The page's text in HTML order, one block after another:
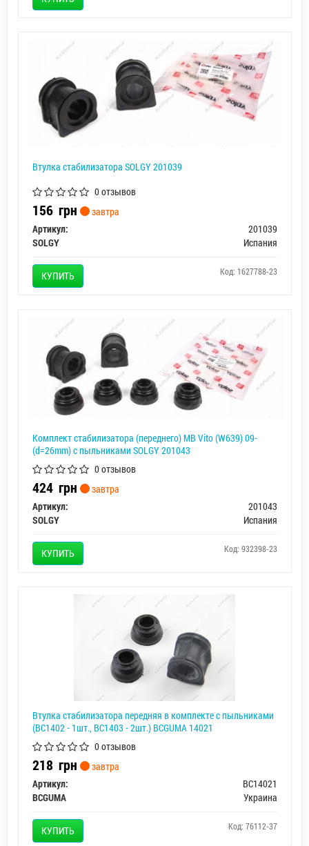
Втулка стабилизатора SOLGY 201039
0 отзывов
156 грн
завтра
Артикул:
201039
SOLGY
Испания
КУПИТЬ Код: 1627788-23
Комплект стабилизатора (переднего) MB Vito (W639) 09-
(d=26mm) с пыльниками SOLGY 201043
0 отзывов
424 грн
завтра
Артикул:
201043
SOLGY
Испания
КУПИТЬ Код: 932398-23
Втулка стабилизатора передняя в комплекте с пыльниками
(BC1402 - 1шт., BC1403 - 2шт.) BCGUMA 14021
0 отзывов
218 грн
завтра
Артикул:
BC14021
BCGUMA
Украина
КУПИТЬ Код: 76112-37